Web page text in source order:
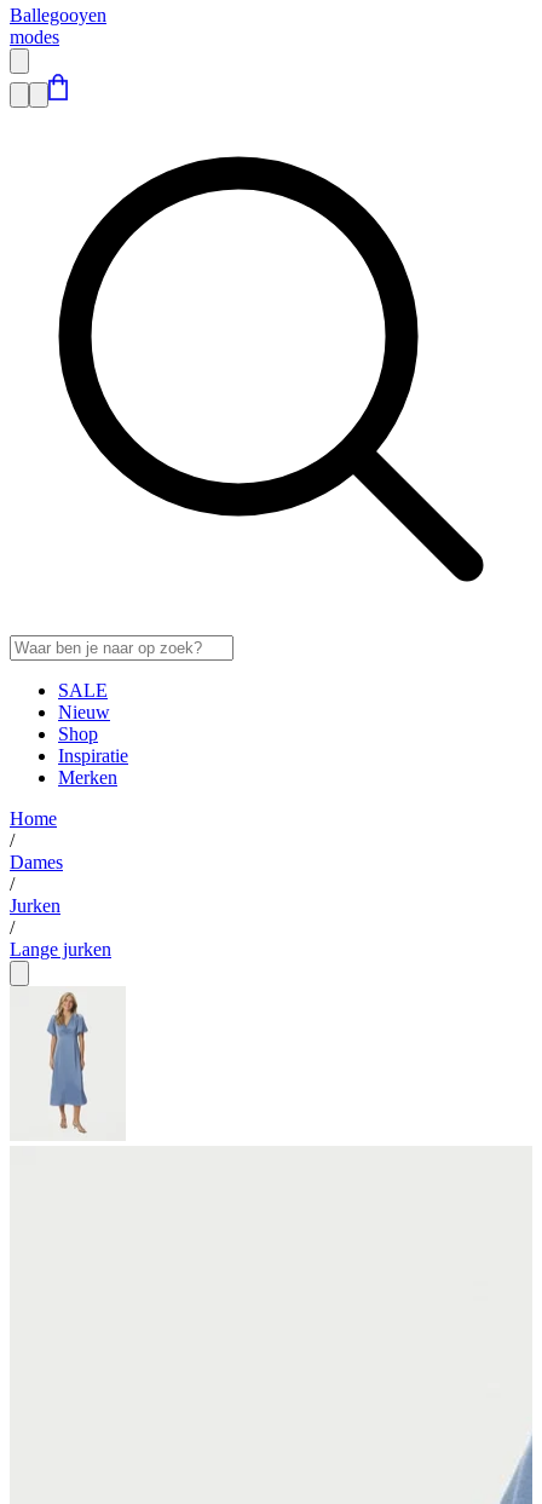
Ballegooyen
modes
SALE
Nieuw
Shop
Inspiratie
Merken
Home
/
Dames
/
Jurken
/
Lange jurken